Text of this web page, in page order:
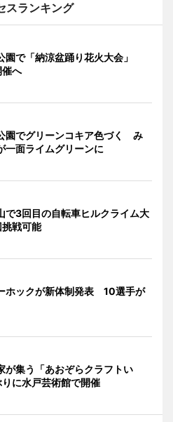
スランキング
園で「納涼盆踊り花火大会」
へ
園でグリーンコキア色づく み
一面ライムグリーンに
で3回目の自転車ヒルクライム大
戦可能
ホックが新体制発表 10選手が
が集う「あおぞらクラフトい
に水戸芸術館で開催